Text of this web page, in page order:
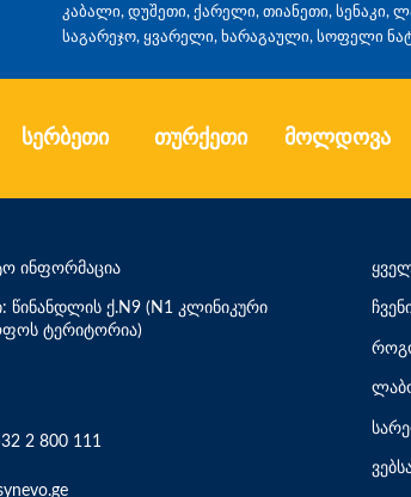
კაბალი, დუშეთი, ქარელი, თიანეთი, სენაკი,
საგარეჯო, ყვარელი, ხარაგაული, სოფელი
სერბეთი თურქეთი მოლდოვა
ინფორმაცია
წინანდლის ქ.N9 (N1 კლინიკური
ტერიტორია)
2 800 111